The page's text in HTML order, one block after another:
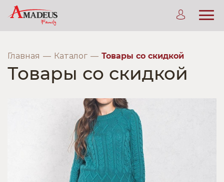
Главная Каталог Товары со скидкой
Товары со скидкой